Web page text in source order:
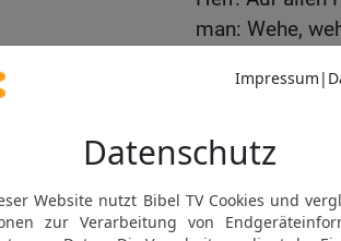
man: Wehe,
Wehklagen
Und in
deine Mitte
Der Tag des
18 Wehe
soll euch denn